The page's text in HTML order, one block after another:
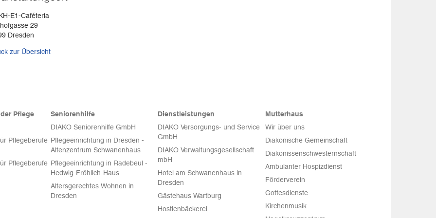
E1-Caféteria
29
Dresden
zur Übersicht
Pflege
Pflegeberufe
Pflegeberufe
Seniorenhilfe
DIAKO Seniorenhilfe GmbH
Pflegeeinrichtung in Dresden -
Altenzentrum Schwanenhaus
Pflegeeinrichtung in Radebeul -
Hedwig-Fröhlich-Haus
Altersgerechtes Wohnen in
Dresden
Dienstleistungen
DIAKO Versorgungs- und Service
GmbH
DIAKO Verwaltungsgesellschaft
mbH
Hotel am Schwanenhaus in
Dresden
Gästehaus Wartburg
Hostienbäckerei
Mutterhaus
Wir über uns
Diakonische Gemeinschaft
Diakonissenschwesternschaft
Ambulanter Hospizdienst
Förderverein
Gottesdienste
Kirchenmusik